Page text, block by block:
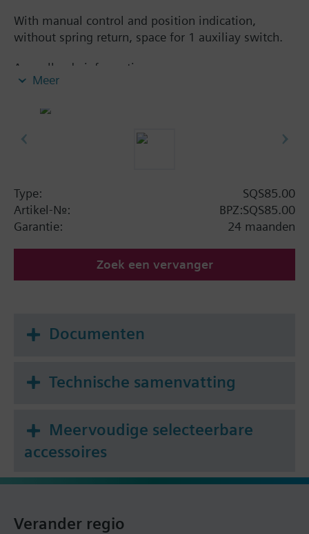
With manual control and position indication,
without spring return, space for 1 auxiliay switch.
Aanvullende informatie
Extra SQS65:
Samenvatting
elektromotorische aandrijving met 400 N stelkracht
Meer
Type:
SQS85.00
Artikel-Nr.:
BPZ:SQS85.00
Garantie:
24 maanden
Zoek een vervanger
Documenten
Technische samenvatting
Meervoudige selecteerbare
accessoires
Verander regio